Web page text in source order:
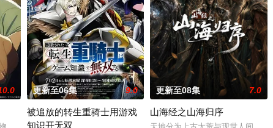
更新至06集 9.0
被追放的转生重骑士用游戏
知识开无双
更新至08集 7.0
山海经之山海归序